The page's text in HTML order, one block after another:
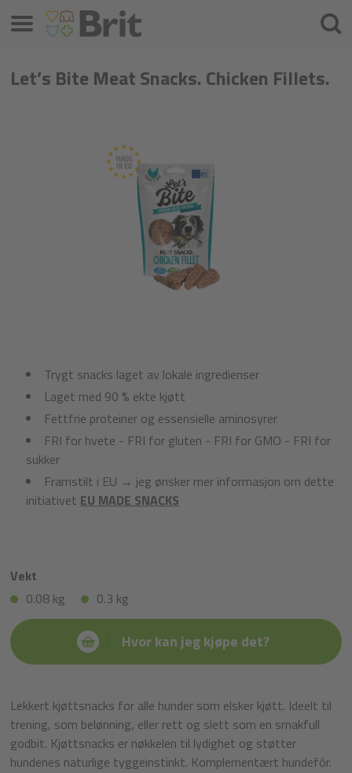
Let’s Bite Meat Snacks. Chicken Fillets.
Trygt snacks laget av lokale ingredienser
Laget med 90 % ekte kjøtt
Fettfrie proteiner og essensielle aminosyrer
FRI for hvete - FRI for gluten - FRI for GMO - FRI for
sukker
Framstilt i EU → jeg ønsker mer informasjon om dette
initiativet EU MADE SNACKS
Vekt
0.08 kg
0.3 kg
Hvor kan jeg kjøpe det?
Lekkert kjøttsnacks for alle hunder som elsker kjøtt. Ideelt til
trening, som belønning, eller rett og slett som en smakfull
godbit. Kjøttsnacks er nøkkelen til lydighet og støtter
hundenes naturlige tyggeinstinkt. Komplementært hundefôr.
Søke
etter
Menu